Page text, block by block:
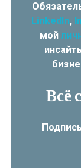
LinkedIn,
мой
Всё